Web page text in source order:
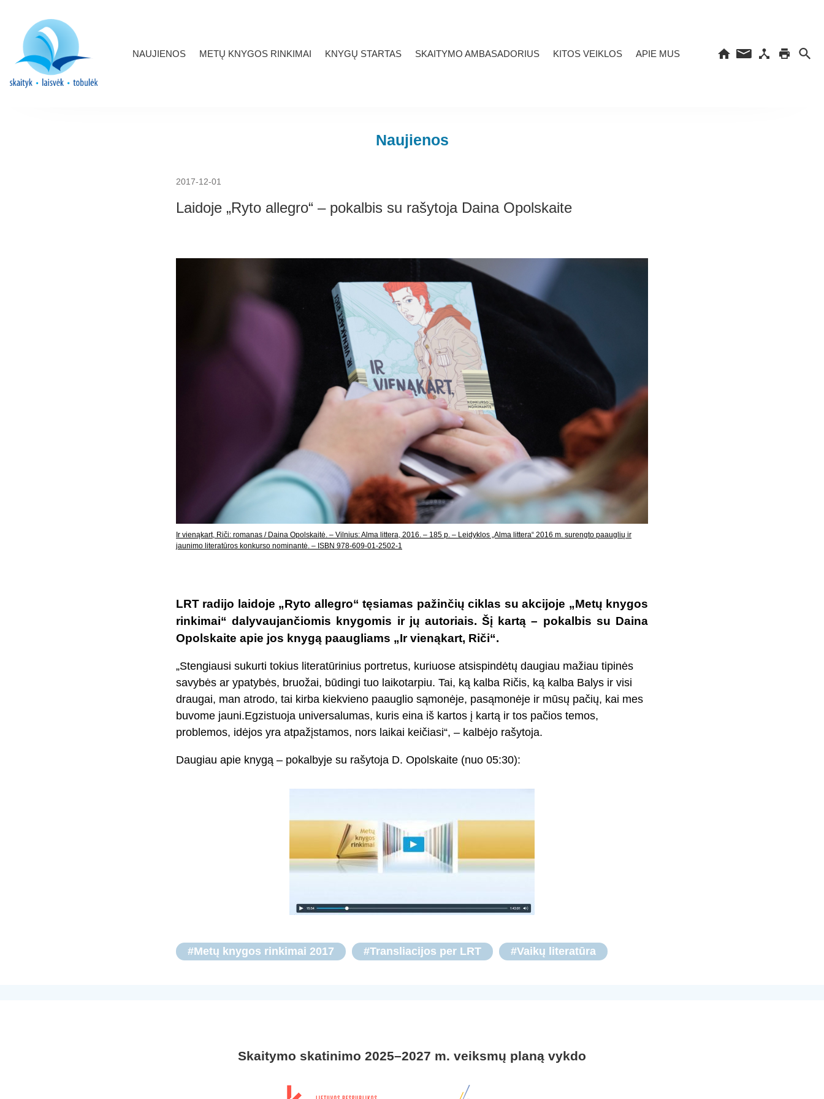
NAUJIENOS METŲ KNYGOS RINKIMAI KNYGŲ STARTAS SKAITYMO AMBASADORIUS KITOS VEIKLOS APIE MUS
Naujienos
2017-12-01
Laidoje „Ryto allegro“ – pokalbis su rašytoja Daina Opolskaite
Ir vienąkart, Riči: romanas / Daina Opolskaitė. – Vilnius: Alma littera, 2016. – 185 p. – Leidyklos „Alma littera“ 2016 m. surengto paauglių ir
jaunimo literatūros konkurso nominantė. – ISBN 978-609-01-2502-1
LRT radijo laidoje „Ryto allegro“ tęsiamas pažinčių ciklas su akcijoje „Metų knygos
rinkimai“ dalyvaujančiomis knygomis ir jų autoriais. Šį kartą – pokalbis su Daina
Opolskaite apie jos knygą paaugliams „Ir vienąkart, Riči“.
„Stengiausi sukurti tokius literatūrinius portretus, kuriuose atsispindėtų daugiau mažiau tipinės
savybės ar ypatybės, bruožai, būdingi tuo laikotarpiu. Tai, ką kalba Ričis, ką kalba Balys ir visi
draugai, man atrodo, tai kirba kiekvieno paauglio sąmonėje, pasąmonėje ir mūsų pačių, kai mes
buvome jauni.Egzistuoja universalumas, kuris eina iš kartos į kartą ir tos pačios temos,
problemos, idėjos yra atpažįstamos, nors laikai keičiasi“, – kalbėjo rašytoja.
Daugiau apie knygą – pokalbyje su rašytoja D. Opolskaite (nuo 05:30):
#Metų knygos rinkimai 2017 #Transliacijos per LRT #Vaikų literatūra
Skaitymo skatinimo 2025–2027 m. veiksmų planą vykdo